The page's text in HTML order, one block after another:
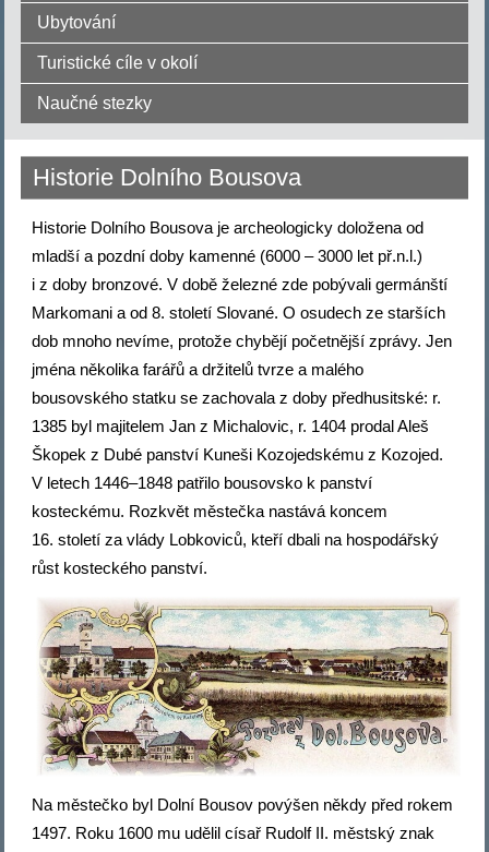
Ubytování
Turistické cíle v okolí
Naučné stezky
Historie Dolního Bousova
Historie Dolního Bousova je archeologicky doložena od
mladší a pozdní doby kamenné (6000 – 3000 let př.n.l.)
i z doby bronzové. V době železné zde pobývali germánští
Markomani a od 8. století Slované. O osudech ze starších
dob mnoho nevíme, protože chybějí početnější zprávy. Jen
jména několika farářů a držitelů tvrze a malého
bousovského statku se zachovala z doby předhusitské: r.
1385 byl majitelem Jan z Michalovic, r. 1404 prodal Aleš
Škopek z Dubé panství Kuneši Kozojedskému z Kozojed.
V letech 1446–1848 patřilo bousovsko k panství
kosteckému. Rozkvět městečka nastává koncem
16. století za vlády Lobkoviců, kteří dbali na hospodářský
růst kosteckého panství.
Na městečko byl Dolní Bousov povýšen někdy před rokem
1497. Roku 1600 mu udělil císař Rudolf II. městský znak